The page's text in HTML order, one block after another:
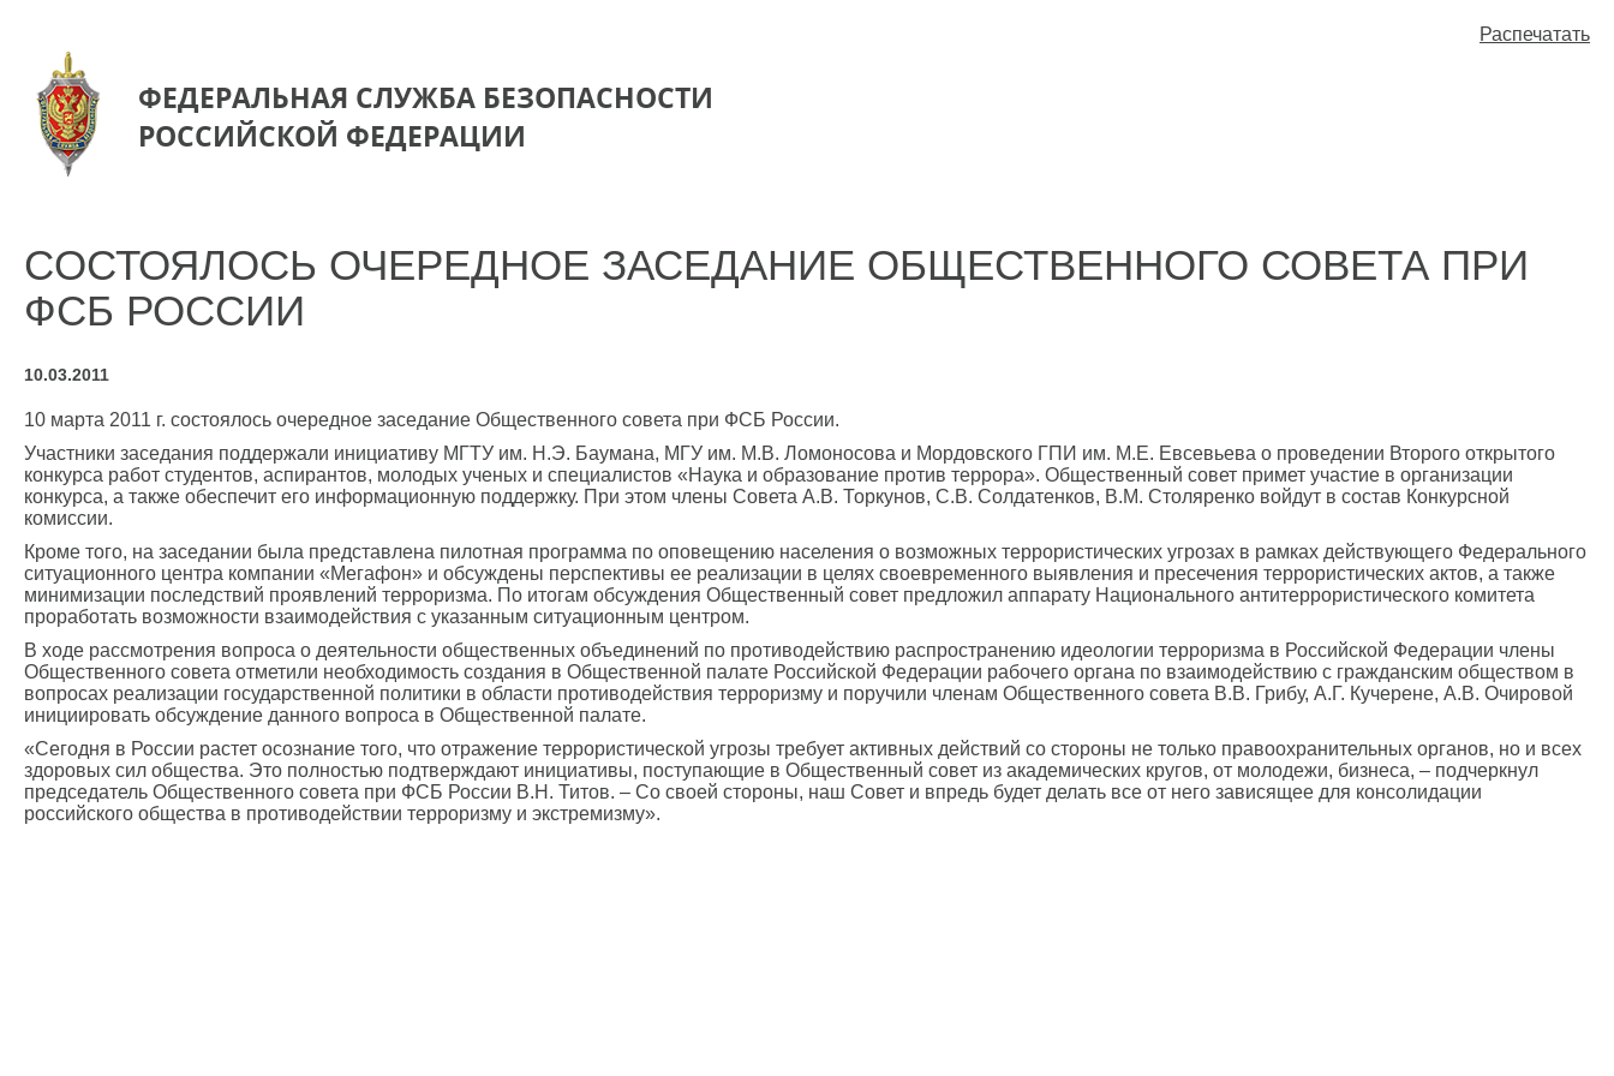
ФЕДЕРАЛЬНАЯ СЛУЖБА БЕЗОПАСНОСТИ
РОССИЙСКОЙ ФЕДЕРАЦИИ
Распечатать
CОСТОЯЛОСЬ ОЧЕРЕДНОЕ ЗАСЕДАНИЕ ОБЩЕСТВЕННОГО СОВЕТА ПРИ
ФСБ РОССИИ
10.03.2011
10 марта 2011 г. состоялось очередное заседание Общественного совета при ФСБ России.
Участники заседания поддержали инициативу МГТУ им. Н.Э. Баумана, МГУ им. М.В. Ломоносова и Мордовского ГПИ им. М.Е. Евсевьева о проведении Второго открытого
конкурса работ студентов, аспирантов, молодых ученых и специалистов «Наука и образование против террора». Общественный совет примет участие в организации
конкурса, а также обеспечит его информационную поддержку. При этом члены Совета А.В. Торкунов, С.В. Солдатенков, В.М. Столяренко войдут в состав Конкурсной
комиссии.
Кроме того, на заседании была представлена пилотная программа по оповещению населения о возможных террористических угрозах в рамках действующего Федерального
ситуационного центра компании «Мегафон» и обсуждены перспективы ее реализации в целях своевременного выявления и пресечения террористических актов, а также
минимизации последствий проявлений терроризма. По итогам обсуждения Общественный совет предложил аппарату Национального антитеррористического комитета
проработать возможности взаимодействия с указанным ситуационным центром.
В ходе рассмотрения вопроса о деятельности общественных объединений по противодействию распространению идеологии терроризма в Российской Федерации члены
Общественного совета отметили необходимость создания в Общественной палате Российской Федерации рабочего органа по взаимодействию с гражданским обществом в
вопросах реализации государственной политики в области противодействия терроризму и поручили членам Общественного совета В.В. Грибу, А.Г. Кучерене, А.В. Очировой
инициировать обсуждение данного вопроса в Общественной палате.
«Сегодня в России растет осознание того, что отражение террористической угрозы требует активных действий со стороны не только правоохранительных органов, но и всех
здоровых сил общества. Это полностью подтверждают инициативы, поступающие в Общественный совет из академических кругов, от молодежи, бизнеса, – подчеркнул
председатель Общественного совета при ФСБ России В.Н. Титов. – Со своей стороны, наш Совет и впредь будет делать все от него зависящее для консолидации
российского общества в противодействии терроризму и экстремизму».